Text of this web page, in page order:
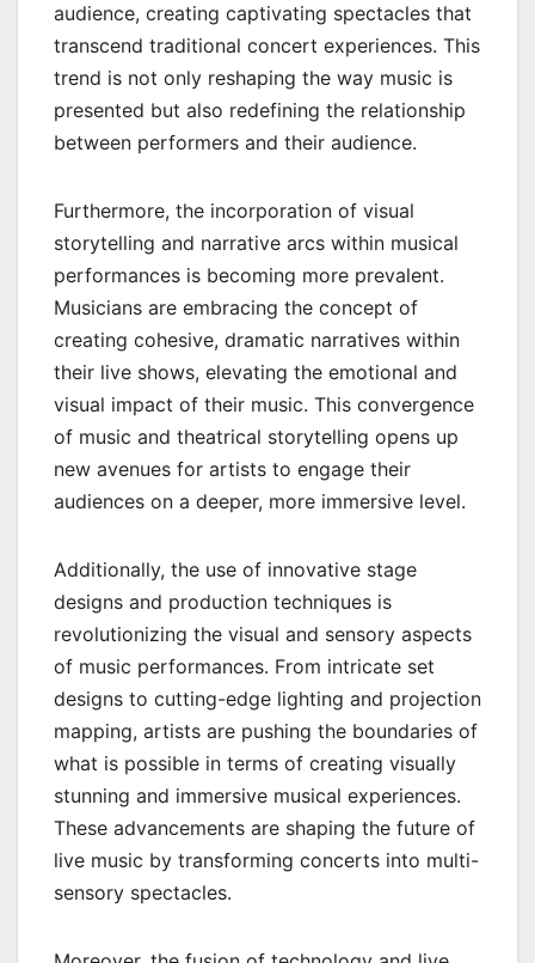
audience, creating captivating spectacles that
transcend traditional concert experiences. This
trend is not only reshaping the way music is
presented but also redefining the relationship
between performers and their audience.
Furthermore, the incorporation of visual
storytelling and narrative arcs within musical
performances is becoming more prevalent.
Musicians are embracing the concept of
creating cohesive, dramatic narratives within
their live shows, elevating the emotional and
visual impact of their music. This convergence
of music and theatrical storytelling opens up
new avenues for artists to engage their
audiences on a deeper, more immersive level.
Additionally, the use of innovative stage
designs and production techniques is
revolutionizing the visual and sensory aspects
of music performances. From intricate set
designs to cutting-edge lighting and projection
mapping, artists are pushing the boundaries of
what is possible in terms of creating visually
stunning and immersive musical experiences.
These advancements are shaping the future of
live music by transforming concerts into multi-
sensory spectacles.